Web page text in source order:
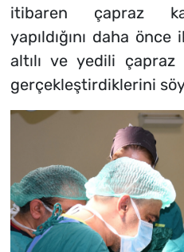
itibaren çapraz
yapıldığını daha
altılı ve yedili
gerçekleştirdiklerini